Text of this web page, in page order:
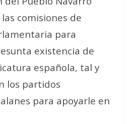
comisiones de
para
existencia de
española, tal y
los partidos
para apoyarle en